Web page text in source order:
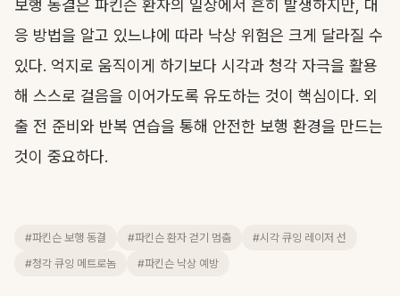
보행 동결은 파킨슨 환자의 일상에서 흔히 발생하지만, 대
응 방법을 알고 있느냐에 따라 낙상 위험은 크게 달라질 수
있다. 억지로 움직이게 하기보다 시각과 청각 자극을 활용
해 스스로 걸음을 이어가도록 유도하는 것이 핵심이다. 외
출 전 준비와 반복 연습을 통해 안전한 보행 환경을 만드는
것이 중요하다.
#파킨슨 보행 동결 #파킨슨 환자 걷기 멈춤
#시각 큐잉 레이저 선
#청각 큐잉 메트로놈
#파킨슨 낙상 예방